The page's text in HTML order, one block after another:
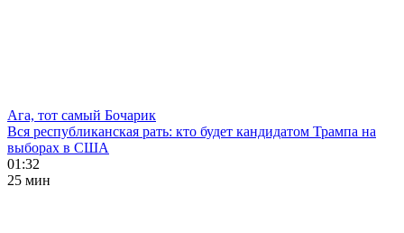
Ага, тот самый Бочарик
Вся республиканская рать: кто будет кандидатом Трампа на
выборах в США
01:32
25 мин